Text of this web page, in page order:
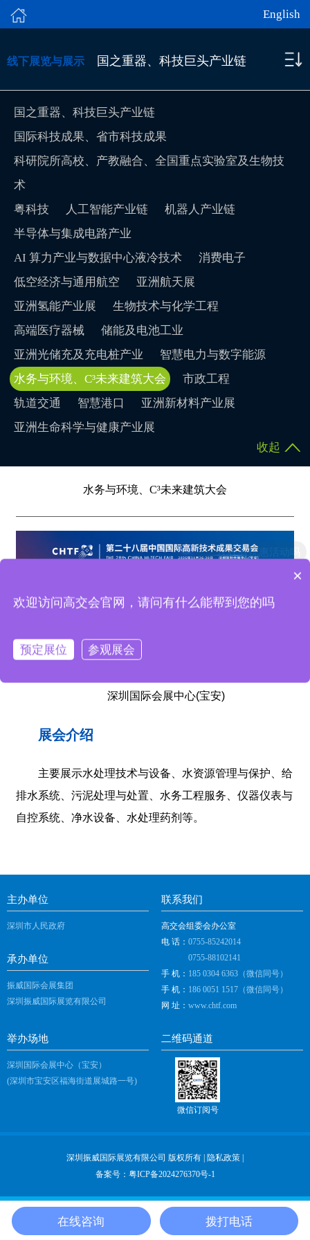
English
线下展览与展示 国之重器、科技巨头产业链
国之重器、科技巨头产业链
国际科技成果、省市科技成果
科研院所高校、产教融合、全国重点实验室及生物技
术
粤科技
人工智能产业链
机器人产业链
半导体与集成电路产业
AI 算力产业与数据中心液冷技术
消费电子
低空经济与通用航空
亚洲航天展
亚洲氢能产业展
生物技术与化学工程
高端医疗器械
储能及电池工业
亚洲光储充及充电桩产业
智慧电力与数字能源
水务与环境、C³未来建筑大会
市政工程
轨道交通
智慧港口
亚洲新材料产业展
亚洲生命科学与健康产业展
收起
水务与环境、C³未来建筑大会
水务与环境、C³未来建筑大会 展区
深圳国际会展中心(宝安)
展会介绍
主要展示水处理技术与设备、水资源管理与保护、给
排水系统、污泥处理与处置、水务工程服务、仪器仪表与
自控系统、净水设备、水处理药剂等。
高交会概况 参展指引 参观指引
主办单位
深圳市人民政府
承办单位
振威国际会展集团
深圳振威国际展览有限公司
联系我们
高交会组委会办公室
电 话： 0755-85242014
0755-88102141
手 机： 185 0304 6363（微信同号）
手 机： 186 0051 1517（微信同号）
网 址： www.chtf.com
举办场地
深圳国际会展中心（宝安）
(深圳市宝安区福海街道展城路一号)
二维码通道
微信订阅号
深圳振威国际展览有限公司 版权所有 | 隐私政策
备案号： 粤ICP备2024276370号-1
现在有优惠活动吗
×
欢迎访问高交会官网，请问有什么能帮到您的吗
预定展位 参观展会
在线咨询 拨打电话